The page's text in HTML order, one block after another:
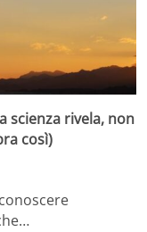
scienza rivela, non
così)